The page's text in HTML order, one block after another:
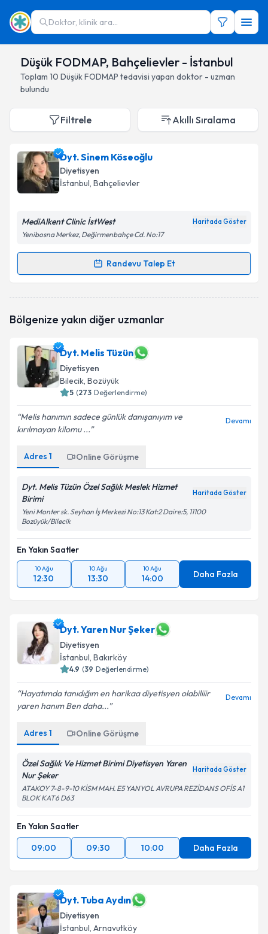
Doktor, klinik ara...
Düşük FODMAP, Bahçelievler - İstanbul
Toplam 10 Düşük FODMAP tedavisi yapan doktor - uzman
bulundu
Filtrele Akıllı Sıralama
Dyt. Sinem Köseoğlu
Diyetisyen
İstanbul, Bahçelievler
MediAlkent Clinic İstWest Haritada Göster
Yenibosna Merkez, Değirmenbahçe Cd. No:17
Randevu Talep Et
Randevu Takvimi Talebi
oluşturun. Size bu uzmandan randevu almanız için bir
E-posta Adresiniz
Kişisel verilerimin işlenmesine ilişkin
Aydınlatma
Metni'ni okudum ve kişisel verilerimin belirtilen
Bölgenize yakın diğer uzmanlar
Dyt. Melis Tüzün
Diyetisyen
Bilecik, Bozüyük
5 (273 Değerlendirme)
Melis hanımın sadece günlük danışanıyım ve
kırılmayan kilomu ...
Devamı
Adres 1 Online Görüşme
Dyt. Melis Tüzün Özel Sağlık Meslek Hizmet
Birimi
Haritada Göster
Yeni Monter sk. Seyhan İş Merkezi No:13 Kat:2 Daire:5, 11100
Bozüyük/Bilecik
En Yakın Saatler
10 Ağu
12:30
10 Ağu
13:30
10 Ağu
14:00 Daha Fazla
Dyt. Yaren Nur Şeker
Diyetisyen
İstanbul, Bakırköy
4.9 (39 Değerlendirme)
Hayatımda tanıdığım en harikaa diyetisyen olabiliiir
yaren hanım Ben daha...
Devamı
Adres 1 Online Görüşme
Özel Sağlık Ve Hizmet Birimi Diyetisyen Yaren
Nur Şeker
Haritada Göster
ATAKOY 7-8-9-10 KİSM MAH. E5 YANYOL AVRUPA REZİDANS OFİS A1
BLOK KAT6 D63
En Yakın Saatler
09:00
09:30 10:00 Daha Fazla
Dyt. Tuba Aydın
Diyetisyen
İstanbul, Arnavutköy